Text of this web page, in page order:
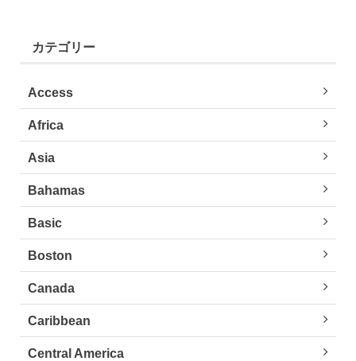
カテゴリー
Access
Africa
Asia
Bahamas
Basic
Boston
Canada
Caribbean
Central America